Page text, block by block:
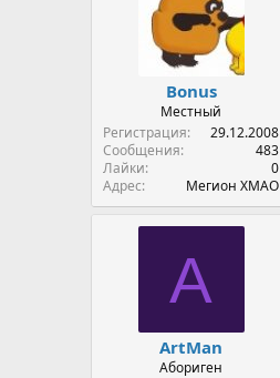
Bonus
Местный
Регистрация
29.12.2008
Сообщения
483
Лайки
0
Адрес
Мегион ХМАО
A
ArtMan
Абориген